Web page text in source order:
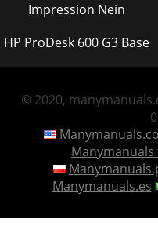
Impression Nein
HP ProDesk 600 G3 Base
© 2020,
Manymanuals.es